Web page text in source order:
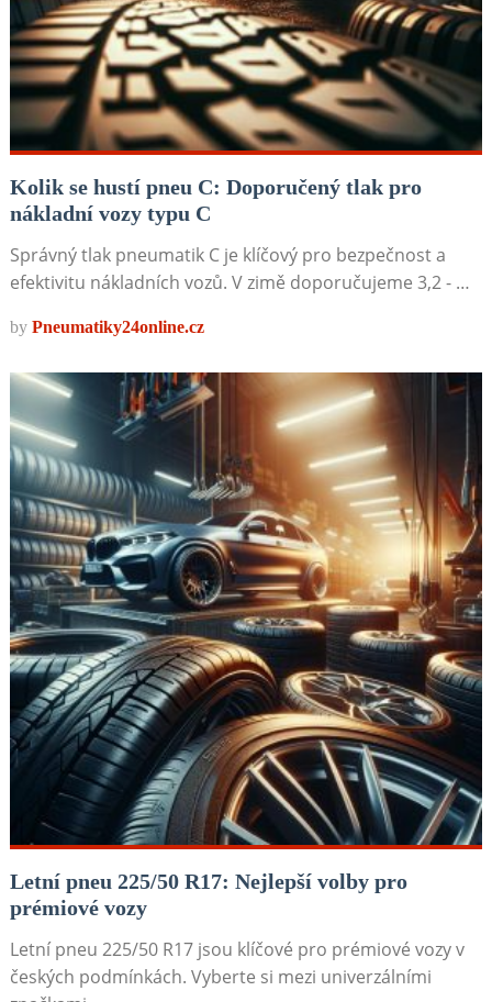
Kolik se hustí pneu C: Doporučený tlak pro
nákladní vozy typu C
Správný tlak pneumatik C je klíčový pro bezpečnost a
efektivitu nákladních vozů. V zimě doporučujeme 3,2 - …
by Pneumatiky24online.cz
Letní pneu 225/50 R17: Nejlepší volby pro
prémiové vozy
Letní pneu 225/50 R17 jsou klíčové pro prémiové vozy v
českých podmínkách. Vyberte si mezi univerzálními